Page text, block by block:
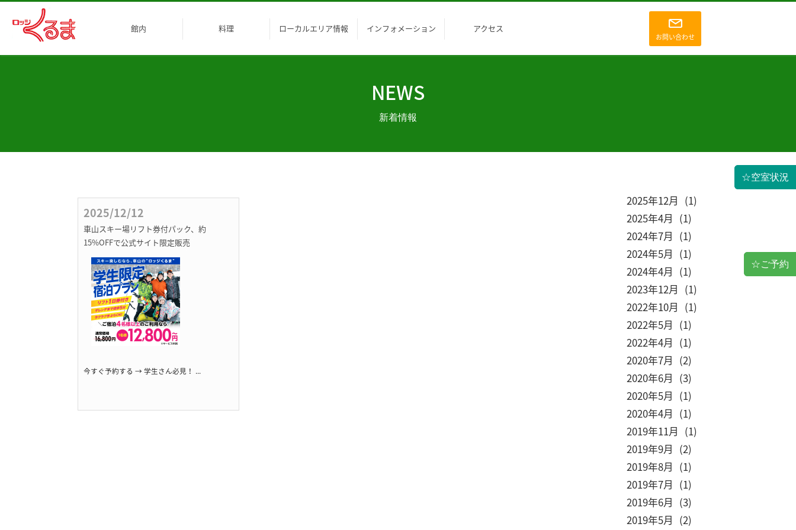
館内
客室
料理 ローカルエリア情報 インフォメーション アクセス
お問い合わせ
NEWS
新着情報
2025/12/12
車山スキー場リフト券付パック、約
15%OFFで公式サイト限定販売
今すぐ予約する → 学生さん必見！ ...
2025 12
1
2025
4
1
2024
7
1
2024
5
1
2024
4
1
2023
12
1
2022
10
1
2022
5
1
2022
4
1
2020
7
2
2020
6
3
2020
5
1
2020
4
1
2019
11
1
2019
9
2
2019
8
1
2019
7
1
2019
6
3
2019
5
2
☆空室状況
☆ご予約